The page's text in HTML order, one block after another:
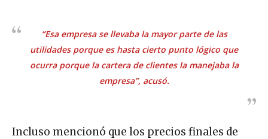
“Esa empresa se llevaba la mayor parte de las
utilidades porque es hasta cierto punto lógico que
ocurra porque la cartera de clientes la manejaba la
empresa”, acusó.
Incluso mencionó que los precios finales de